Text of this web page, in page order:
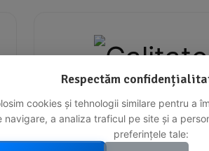
Fără Chimicale
Zero aditivi artificiali,
coloranți. Doar ingrediente
Respectăm
cookies și tehnologii similare pentru a
navigare, a analiza traficul pe site și a
preferințele tale: